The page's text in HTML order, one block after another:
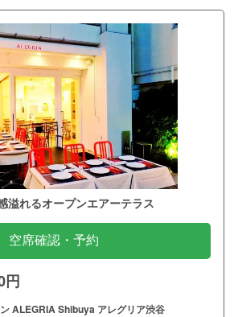
溢れるオープンエアーテラス
空席確認・予約
ALEGRIA Shibuya アレグリア渋谷